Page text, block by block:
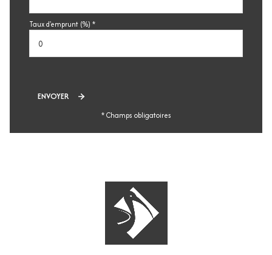
Taux d'emprunt (%) *
ENVOYER
* Champs obligatoires